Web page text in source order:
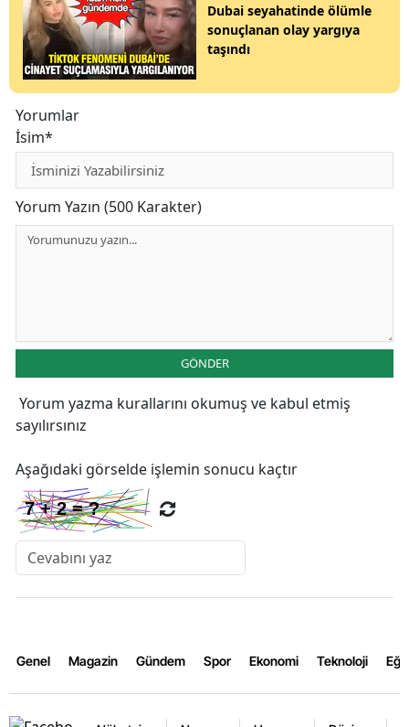
Dubai seyahatinde ölümle
sonuçlanan olay yargıya
taşındı
Yorumlar
İsim*
Yorum Yazın (500 Karakter)
GÖNDER
Yorum yazma kurallarını okumuş ve kabul etmiş
sayılırsınız
Aşağıdaki görselde işlemin sonucu kaçtır
Genel Magazin Gündem Spor Ekonomi Teknoloji